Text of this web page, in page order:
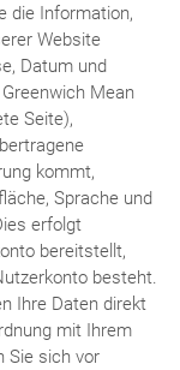
die Information,
Website
Datum und
Mean
Seite),
kommt,
Sprache und
erfolgt
bereitstellt,
besteht.
Ihre Daten direkt
mit Ihrem
Sie sich vor